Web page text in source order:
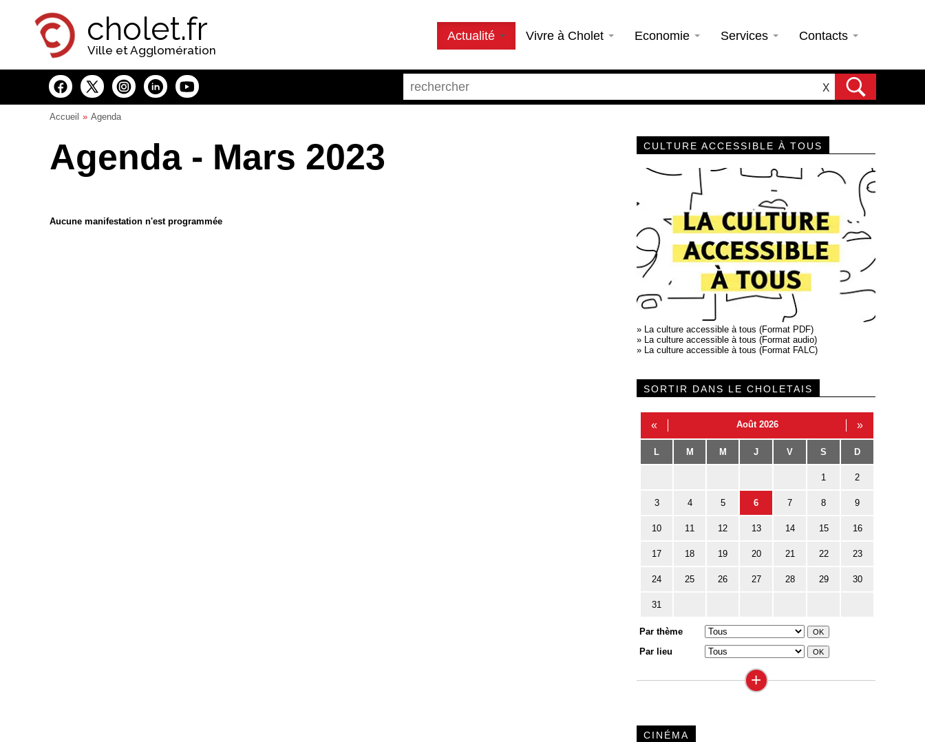
cholet.fr
Ville et Agglomération
Actualité Vivre à Cholet Economie Services Contacts
X
Accueil Agenda
Agenda - Mars 2023
Aucune manifestation n'est programmée
CULTURE ACCESSIBLE À TOUS
» La culture accessible à tous (Format PDF)
» La culture accessible à tous (Format audio)
» La culture accessible à tous (Format FALC)
SORTIR DANS LE CHOLETAIS
« Août 2026 »
L M M J V S D
1 2
3 4 5 6 7 8 9
10 11 12 13 14 15 16
17 18 19 20 21 22 23
24 25 26 27 28 29 30
31
Par thème
Par lieu
+
CINÉMA